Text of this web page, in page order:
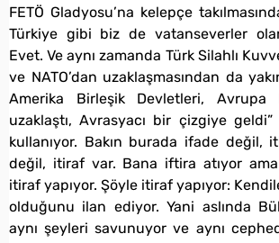
FETÖ Gladyosu’na kelepçe
Türkiye gibi biz de vatanseverler
Evet. Ve aynı zamanda Türk Silahlı
ve NATO’dan uzaklaşmasından da
Amerika Birleşik Devletleri, Avrupa
uzaklaştı, Avrasyacı bir çizgiye
kullanıyor. Bakın burada ifade değil,
değil, itiraf var. Bana iftira atıyor ama
itiraf yapıyor. Şöyle itiraf yapıyor:
olduğunu ilan ediyor. Yani aslında
aynı şeyleri savunuyor ve aynı